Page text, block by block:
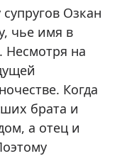
Озкан
чье имя в
Несмотря на
Когда
брата и
а отец и